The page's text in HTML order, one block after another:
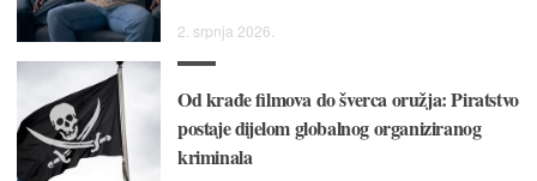
2. srpnja 2026.
Od krađe filmova do šverca oružja: Piratstvo
postaje dijelom globalnog organiziranog
kriminala